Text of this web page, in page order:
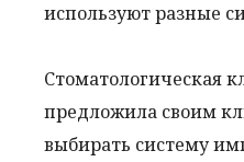
используют разные
Стоматологическая
предложила своим
выбирать систему